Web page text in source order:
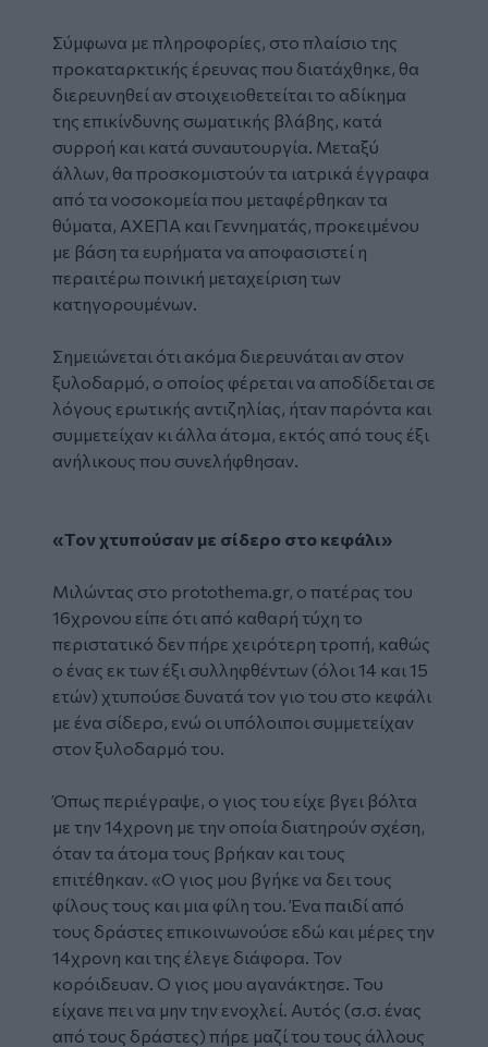
Σύμφωνα με πληροφορίες, στο πλαίσιο της
προκαταρκτικής έρευνας που διατάχθηκε, θα
διερευνηθεί αν στοιχειοθετείται το αδίκημα
της επικίνδυνης σωματικής βλάβης, κατά
συρροή και κατά συναυτουργία. Μεταξύ
άλλων, θα προσκομιστούν τα ιατρικά έγγραφα
από τα νοσοκομεία που μεταφέρθηκαν τα
θύματα, ΑΧΕΠΑ και Γεννηματάς, προκειμένου
με βάση τα ευρήματα να αποφασιστεί η
περαιτέρω ποινική μεταχείριση των
κατηγορουμένων.
Σημειώνεται ότι ακόμα διερευνάται αν στον
ξυλοδαρμό, ο οποίος φέρεται να αποδίδεται σε
λόγους ερωτικής αντιζηλίας, ήταν παρόντα και
συμμετείχαν κι άλλα άτομα, εκτός από τους έξι
ανήλικους που συνελήφθησαν.
«Τον χτυπούσαν με σίδερο στο κεφάλι»
Μιλώντας στο protothema.gr, ο πατέρας του
16χρονου είπε ότι από καθαρή τύχη το
περιστατικό δεν πήρε χειρότερη τροπή, καθώς
ο ένας εκ των έξι συλληφθέντων (όλοι 14 και 15
ετών) χτυπούσε δυνατά τον γιο του στο κεφάλι
με ένα σίδερο, ενώ οι υπόλοιποι συμμετείχαν
στον ξυλοδαρμό του.
Όπως περιέγραψε, ο γιος του είχε βγει βόλτα
με την 14χρονη με την οποία διατηρούν σχέση,
όταν τα άτομα τους βρήκαν και τους
επιτέθηκαν. «Ο γιος μου βγήκε να δει τους
φίλους τους και μια φίλη του. Ένα παιδί από
τους δράστες επικοινωνούσε εδώ και μέρες την
14χρονη και της έλεγε διάφορα. Τον
κορόιδευαν. Ο γιος μου αγανάκτησε. Του
είχανε πει να μην την ενοχλεί. Αυτός (σ.σ. ένας
από τους δράστες) πήρε μαζί του τους άλλους